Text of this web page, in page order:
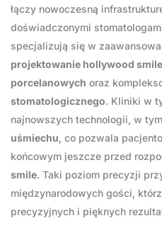
łączy nowoczesną
doświadczonymi
specjalizują się w
projektowanie hollywood smile
porcelanowych oraz
stomatologicznego. Kliniki w
najnowszych technologii, w tym
uśmiechu, co pozwala
końcowym jeszcze przed
smile. Taki poziom precyzji
międzynarodowych gości,
precyzyjnych i pięknych